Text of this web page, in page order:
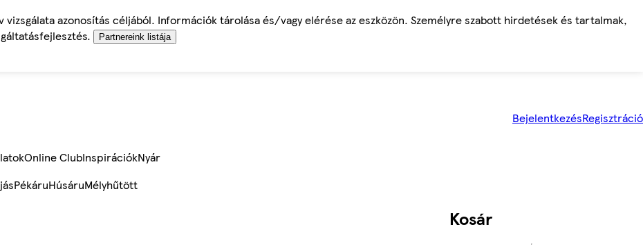
vizsgálata azonosítás céljából. Információk tárolása és/vagy elérése az eszközön. Személyre szabott hirdetések és tartalmak,
Partnereink listája
BejelentkezésRegisztráció
Online ClubInspirációkNyár
PékáruHúsáruMélyhűtött
Kosár